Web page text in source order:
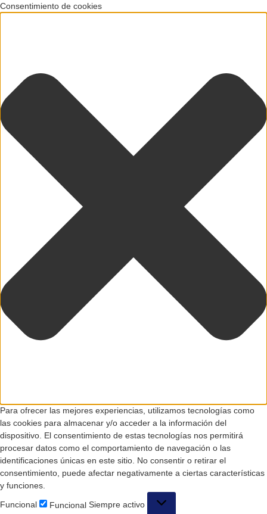
Consentimiento de cookies
Para ofrecer las mejores experiencias, utilizamos tecnologías como
las cookies para almacenar y/o acceder a la información del
dispositivo. El consentimiento de estas tecnologías nos permitirá
procesar datos como el comportamiento de navegación o las
identificaciones únicas en este sitio. No consentir o retirar el
consentimiento, puede afectar negativamente a ciertas características
y funciones.
Funcional
Funcional Siempre activo